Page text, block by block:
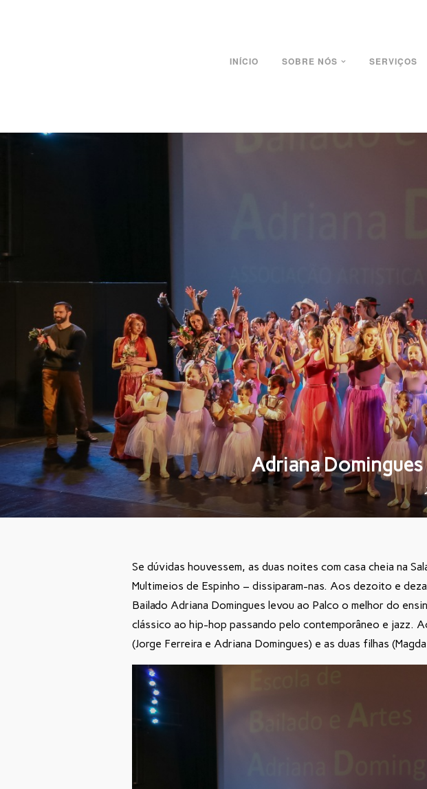
INÍCIO SOBRE NÓS SERVIÇOS
Adriana Domingues
Se dúvidas houvessem, as duas noites com casa cheia na
Multimeios de Espinho – dissiparam-nas. Aos dezoito e
Bailado Adriana Domingues levou ao Palco o melhor do
clássico ao hip-hop passando pelo contemporâneo e jazz.
(Jorge Ferreira e Adriana Domingues) e as duas filhas